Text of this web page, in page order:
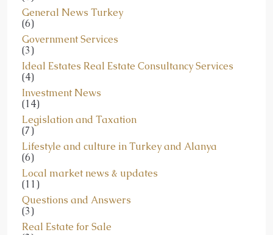
(6)
Government Services
(3)
Ideal Estates Real Estate Consultancy Services
(4)
Investment News
(14)
Legislation and Taxation
(7)
Lifestyle and culture in Turkey and Alanya
(6)
Local market news & updates
(11)
Questions and Answers
(3)
Real Estate for Sale
(3)